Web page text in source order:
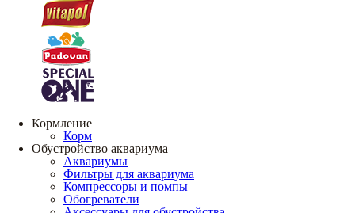
Кормление
Корм
Обустройство аквариума
Аквариумы
Фильтры для аквариума
Компрессоры и помпы
Обогреватели